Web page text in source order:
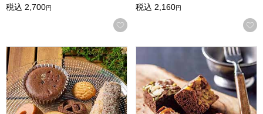
税込 2,700円
お気に入りに登録する
税込 2,160円
森の庭 焼き菓子アソート フラワーリース 7個入[MRM-01A]
ホシフルーツ ナッツとドラ